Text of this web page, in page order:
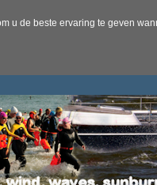
u de beste ervaring te geven